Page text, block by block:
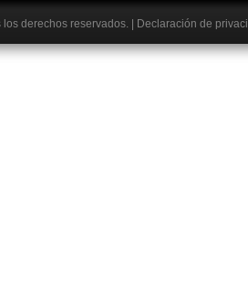
los derechos reservados. Declaración de